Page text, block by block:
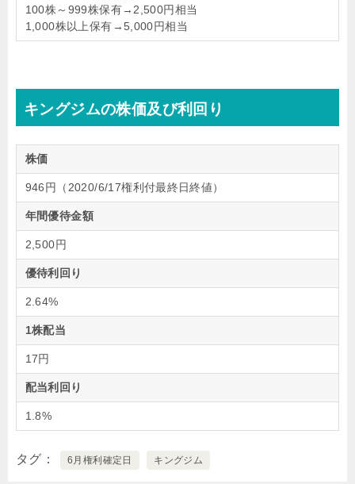
100株～999株保有→2,500円相当
1,000株以上保有→5,000円相当
キングジムの株価及び利回り
株価
946円（2020/6/17権利付最終日終値）
年間優待金額
2,500円
優待利回り
2.64%
1株配当
17円
配当利回り
1.8%
タグ 6月権利確定日 キングジム